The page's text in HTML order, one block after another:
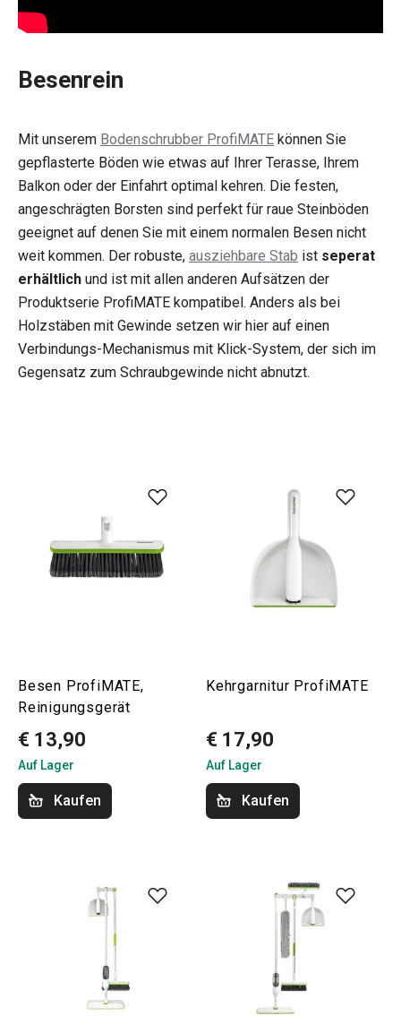
Besenrein
Mit unserem Bodenschrubber ProfiMATE können Sie
gepflasterte Böden wie etwas auf Ihrer Terasse, Ihrem
Balkon oder der Einfahrt optimal kehren. Die festen,
angeschrägten Borsten sind perfekt für raue Steinböden
geeignet auf denen Sie mit einem normalen Besen nicht
weit kommen. Der robuste, ausziehbare Stab ist seperat
erhältlich und ist mit allen anderen Aufsätzen der
Produktserie ProfiMATE kompatibel. Anders als bei
Holzstäben mit Gewinde setzen wir hier auf einen
Verbindungs-Mechanismus mit Klick-System, der sich im
Gegensatz zum Schraubgewinde nicht abnutzt.
Besen ProfiMATE,
Reinigungsgerät
€ 13,90
Auf Lager
Kaufen
Kehrgarnitur ProfiMATE
€ 17,90
Auf Lager
Kaufen